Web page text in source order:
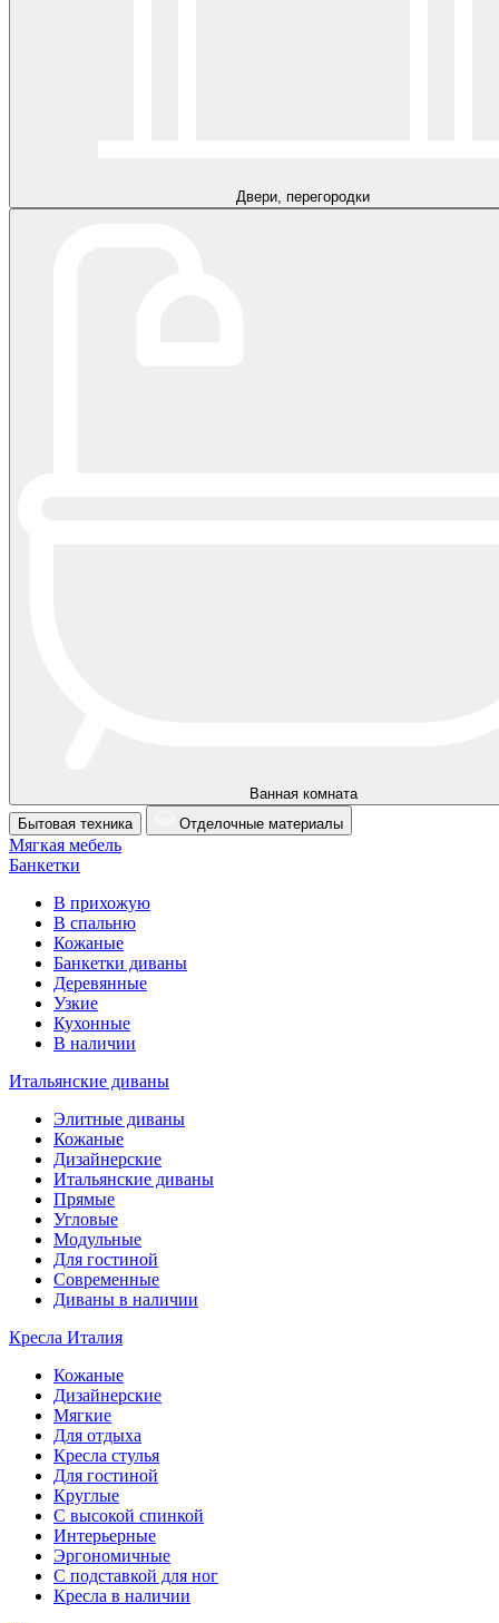
Двери, перегородки
Ванная комната
Бытовая техника
Отделочные материалы
Мягкая мебель
Банкетки
В прихожую
В спальню
Кожаные
Банкетки диваны
Деревянные
Узкие
Кухонные
В наличии
Итальянские диваны
Элитные диваны
Кожаные
Дизайнерские
Итальянские диваны
Прямые
Угловые
Модульные
Для гостиной
Современные
Диваны в наличии
Кресла Италия
Кожаные
Дизайнерские
Мягкие
Для отдыха
Кресла стулья
Для гостиной
Круглые
С высокой спинкой
Интерьерные
Эргономичные
С подставкой для ног
Кресла в наличии